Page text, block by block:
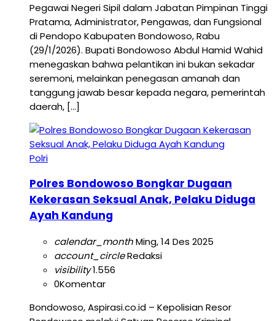
Pegawai Negeri Sipil dalam Jabatan Pimpinan Tinggi
Pratama, Administrator, Pengawas, dan Fungsional
di Pendopo Kabupaten Bondowoso, Rabu
(29/1/2026). Bupati Bondowoso Abdul Hamid Wahid
menegaskan bahwa pelantikan ini bukan sekadar
seremoni, melainkan penegasan amanah dan
tanggung jawab besar kepada negara, pemerintah
daerah, […]
Polri
Polres Bondowoso Bongkar Dugaan
Kekerasan Seksual Anak, Pelaku Diduga
Ayah Kandung
calendar_monthMing, 14 Des 2025
account_circleRedaksi
visibility1.556
0Komentar
Bondowoso, Aspirasi.co.id – Kepolisian Resor